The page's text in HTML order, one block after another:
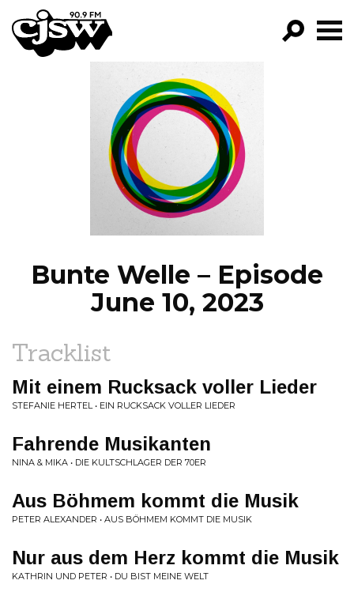
CJSW
FILTER BY:
PROGRAMS
EPISODES
NEWS
Bunte Welle – Episode
June 10, 2023
Tracklist
Mit einem Rucksack voller Lieder
STEFANIE HERTEL • EIN RUCKSACK VOLLER LIEDER
Fahrende Musikanten
NINA & MIKA • DIE KULTSCHLAGER DER 70ER
Aus Böhmem kommt die Musik
PETER ALEXANDER • AUS BÖHMEM KOMMT DIE MUSIK
Nur aus dem Herz kommt die Musik
KATHRIN UND PETER • DU BIST MEINE WELT